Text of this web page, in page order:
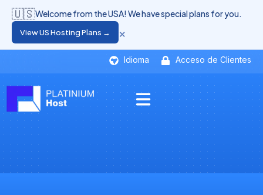
Idioma Acceso de Clientes
🇺🇸Welcome from the USA! We have special plans for you.
View US Hosting Plans → ×